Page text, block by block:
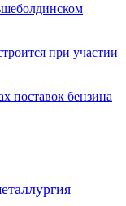
при участии
поставок бензина